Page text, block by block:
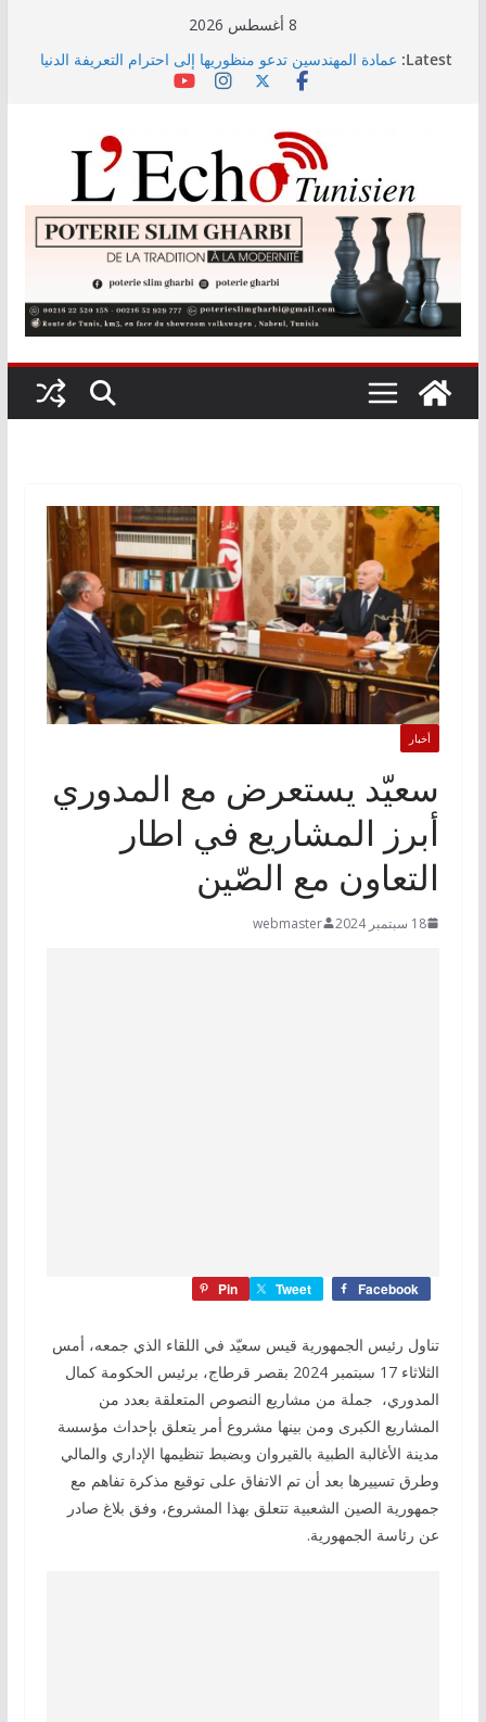
8 أغسطس 2026
Latest: عمادة المهندسين تدعو منظوريها إلى احترام التعريفة الدنيا
أمين بودشارت يلتقي جمهور بنزرت في تجربة موسيقية
استثنائية تجمع الفنان بالجمهور
بالمائة إلى موفى ماي 2026
اختيار معهد باستور مركزا إقليميا لشمال إفريقيا في مراقبة
مياه الصرف الصحي والبيئة
أخبار
سعيّد يستعرض مع المدوري
أبرز المشاريع في اطار
التعاون مع الصّين
18 سبتمبر 2024 webmaster
Facebook
Tweet
Pin
تناول رئيس الجمهورية قيس سعيّد في اللقاء الذي جمعه، أمس
الثلاثاء 17 سبتمبر 2024 بقصر قرطاج، برئيس الحكومة كمال
المدوري، جملة من مشاريع النصوص المتعلقة بعدد من
المشاريع الكبرى ومن بينها مشروع أمر يتعلق بإحداث مؤسسة
مدينة الأغالبة الطبية بالقيروان وبضبط تنظيمها الإداري والمالي
وطرق تسييرها بعد أن تم الاتفاق على توقيع مذكرة تفاهم مع
جمهورية الصين الشعبية تتعلق بهذا المشروع، وفق بلاغ صادر
عن رئاسة الجمهورية.